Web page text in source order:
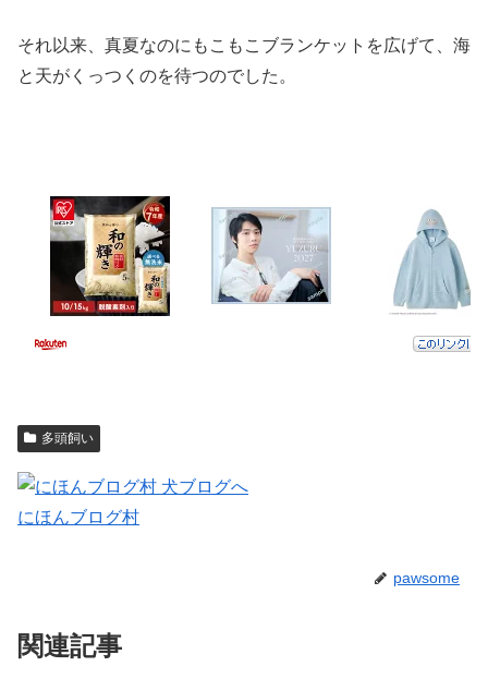
それ以来、真夏なのにもこもこブランケットを広げて、海
と天がくっつくのを待つのでした。
多頭飼い
にほんブログ村
pawsome
関連記事